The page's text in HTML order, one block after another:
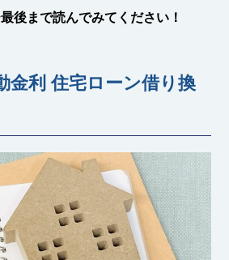
後まで読んでみてください！
金利 住宅ローン借り換